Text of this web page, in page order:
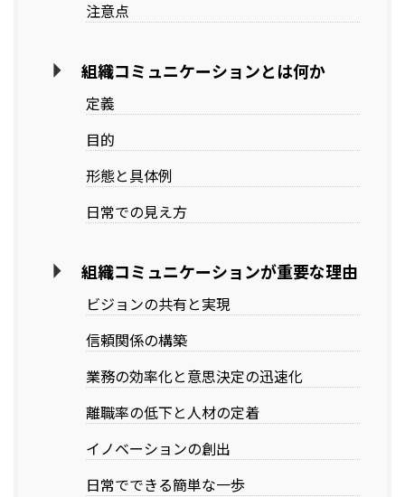
注意点
組織コミュニケーションとは何か
定義
目的
形態と具体例
日常での見え方
組織コミュニケーションが重要な理由
ビジョンの共有と実現
信頼関係の構築
業務の効率化と意思決定の迅速化
離職率の低下と人材の定着
イノベーションの創出
日常でできる簡単な一歩